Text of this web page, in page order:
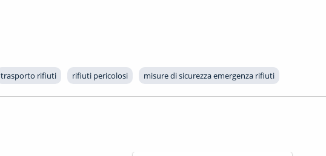
trasporto rifiuti rifiuti pericolosi misure di sicurezza emergenza rifiuti